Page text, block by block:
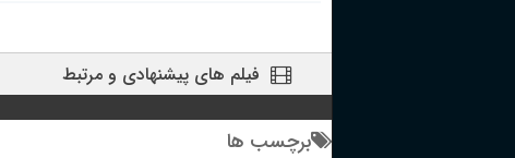
فیلم های پیشنهادی و مرتبط
برچسب ها